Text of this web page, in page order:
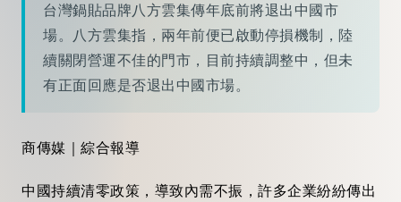
台灣鍋貼品牌八方雲集傳年底前將退出中國市
場。八方雲集指，兩年前便已啟動停損機制，陸
續關閉營運不佳的門市，目前持續調整中，但未
有正面回應是否退出中國市場。
商傳媒｜綜合報導
中國持續清零政策，導致內需不振，許多企業紛紛傳出